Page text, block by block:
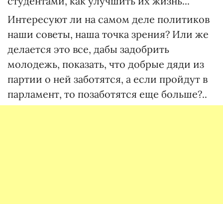
Интересуют ли на самом деле политиков
наши советы, наша точка зрения? Или же
делается это все, дабы задобрить
молодежь, показать, что добрые дяди из
партии о ней заботятся, а если пройдут в
парламент, то позаботятся еще больше?..